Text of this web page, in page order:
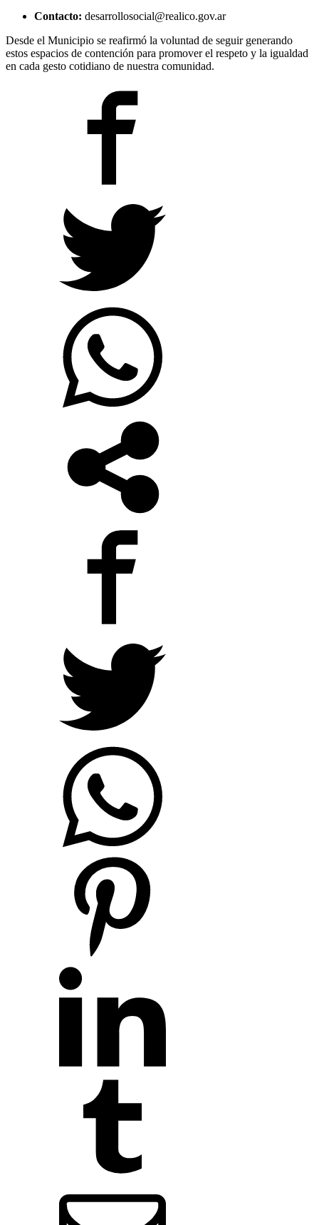
Contacto: desarrollosocial@realico.gov.ar
Desde el Municipio se reafirmó la voluntad de seguir generando
estos espacios de contención para promover el respeto y la igualdad
en cada gesto cotidiano de nuestra comunidad.